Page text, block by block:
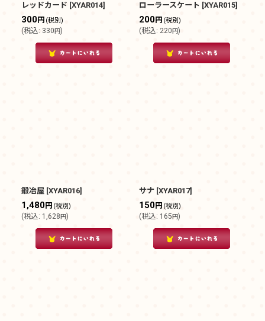
レッドカード [XYAR014]
300円 (税別)
(税込: 330円)
ローラースケート [XYAR015]
200円 (税別)
(税込: 220円)
鍛冶屋 [XYAR016]
1,480円 (税別)
(税込: 1,628円)
サナ [XYAR017]
150円 (税別)
(税込: 165円)